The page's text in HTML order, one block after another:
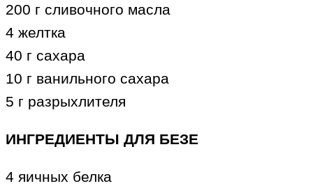
200 г сливочного масла
4 желтка
40 г сахара
10 г ванильного сахара
5 г разрыхлителя
ИНГРЕДИЕНТЫ ДЛЯ БЕЗЕ
4 яичных белка